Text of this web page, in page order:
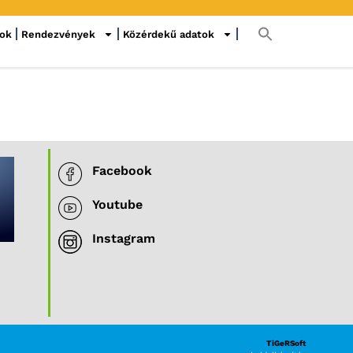
Rendezvények Közérdekű adatok
Facebook
Youtube
Instagram
TiGeRSoft